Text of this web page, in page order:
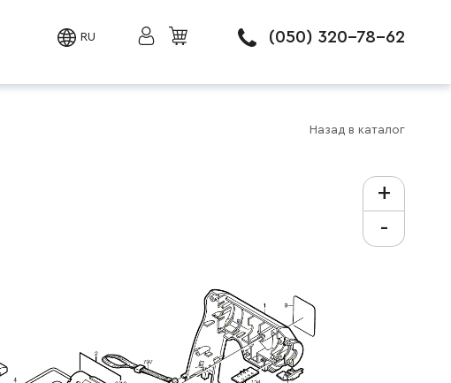
RU (050) 320-78-62
Назад в каталог
+
-